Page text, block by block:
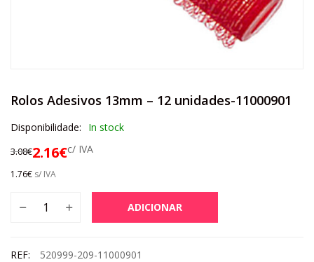
Rolos Adesivos 13mm – 12 unidades-11000901
Disponibilidade: In stock
3.08€2.16€c/ IVA
1.76€ s/ IVA
ADICIONAR
REF:
520999-209-11000901